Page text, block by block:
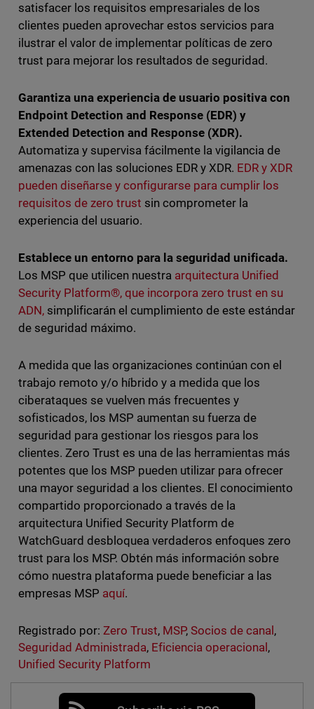
satisfacer los requisitos empresariales de los
clientes pueden aprovechar estos servicios para
ilustrar el valor de implementar políticas de zero
trust para mejorar los resultados de seguridad.
Garantiza una experiencia de usuario positiva con
Endpoint Detection and Response (EDR) y
Extended Detection and Response (XDR).
Automatiza y supervisa fácilmente la vigilancia de
amenazas con las soluciones EDR y XDR. EDR y XDR
pueden diseñarse y configurarse para cumplir los
requisitos de zero trust sin comprometer la
experiencia del usuario.
Establece un entorno para la seguridad unificada.
Los MSP que utilicen nuestra arquitectura Unified
Security Platform®, que incorpora zero trust en su
ADN,simplificarán el cumplimiento de este estándar
de seguridad máximo.
A medida que las organizaciones continúan con el
trabajo remoto y/o híbrido y a medida que los
ciberataques se vuelven más frecuentes y
sofisticados, los MSP aumentan su fuerza de
seguridad para gestionar los riesgos para los
clientes. Zero Trust es una de las herramientas más
potentes que los MSP pueden utilizar para ofrecer
una mayor seguridad a los clientes. El conocimiento
compartido proporcionado a través de la
arquitectura Unified Security Platform de
WatchGuard desbloquea verdaderos enfoques zero
trust para los MSP. Obtén más información sobre
cómo nuestra plataforma puede beneficiar a las
empresas MSP aquí.
Registrado por: Zero Trust, MSP,Socios de canal ,
Seguridad Administrada, Eficiencia operacional ,
Unified Security Platform